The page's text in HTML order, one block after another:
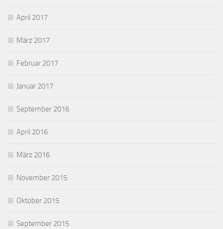
April 2017
März 2017
Februar 2017
Januar 2017
September 2016
April 2016
März 2016
November 2015
Oktober 2015
September 2015